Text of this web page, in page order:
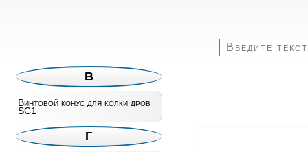
В
Винтовой конус для колки дров
SC1
Г